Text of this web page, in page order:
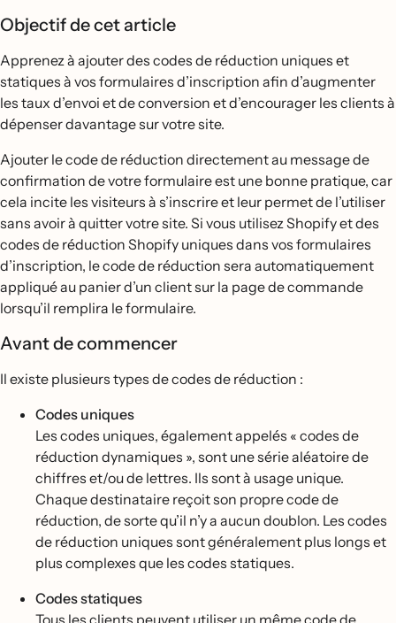
Objectif de cet article
Apprenez à ajouter des codes de réduction uniques et
statiques à vos formulaires d’inscription afin d’augmenter
les taux d’envoi et de conversion et d’encourager les clients à
dépenser davantage sur votre site.
Ajouter le code de réduction directement au message de
confirmation de votre formulaire est une bonne pratique, car
cela incite les visiteurs à s’inscrire et leur permet de l’utiliser
sans avoir à quitter votre site. Si vous utilisez Shopify et des
codes de réduction Shopify uniques dans vos formulaires
d’inscription, le code de réduction sera automatiquement
appliqué au panier d’un client sur la page de commande
lorsqu’il remplira le formulaire.
Avant de commencer
Il existe plusieurs types de codes de réduction :
Codes uniques
Les codes uniques, également appelés « codes de
réduction dynamiques », sont une série aléatoire de
chiffres et/ou de lettres. Ils sont à usage unique.
Chaque destinataire reçoit son propre code de
réduction, de sorte qu’il n’y a aucun doublon. Les codes
de réduction uniques sont généralement plus longs et
plus complexes que les codes statiques.
Codes statiques
Tous les clients peuvent utiliser un même code de